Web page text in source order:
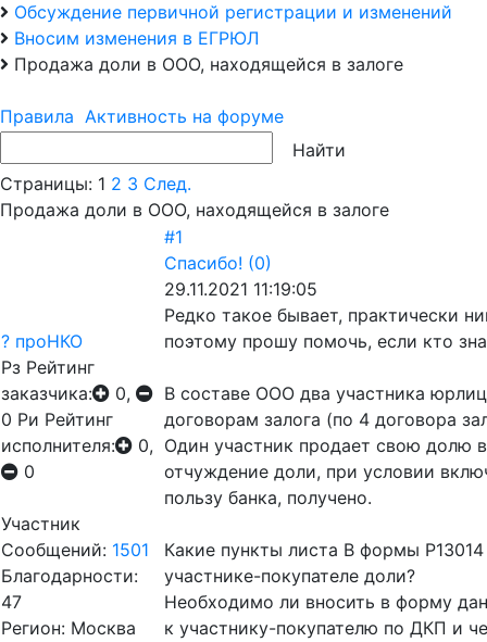
Обсуждение первичной регистрации и изменений
Вносим изменения в ЕГРЮЛ
Продажа доли в ООО, находящейся в залоге
Правила Активность на форуме
Страницы: 1 2 3 След.
Продажа доли в ООО, находящейся в залоге
? проНКО
Рз Рейтинг
заказчика:
0,
0 Ри Рейтинг
исполнителя:
0,
0
Участник
Сообщений: 1501
Благодарности:
47
Регион: Москва
#1
Спасибо! (0)
29.11.2021 11:19:05
Редко такое бывает, практически
поэтому прошу помочь, если кто
В составе ООО два участника
договорам залога (по 4 договора
Один участник продает свою долю
отчуждение доли, при условии
пользу банка, получено.
Какие пункты листа В формы
участнике-покупателе доли?
Необходимо ли вносить в форму
к участнику-покупателю по ДКП и